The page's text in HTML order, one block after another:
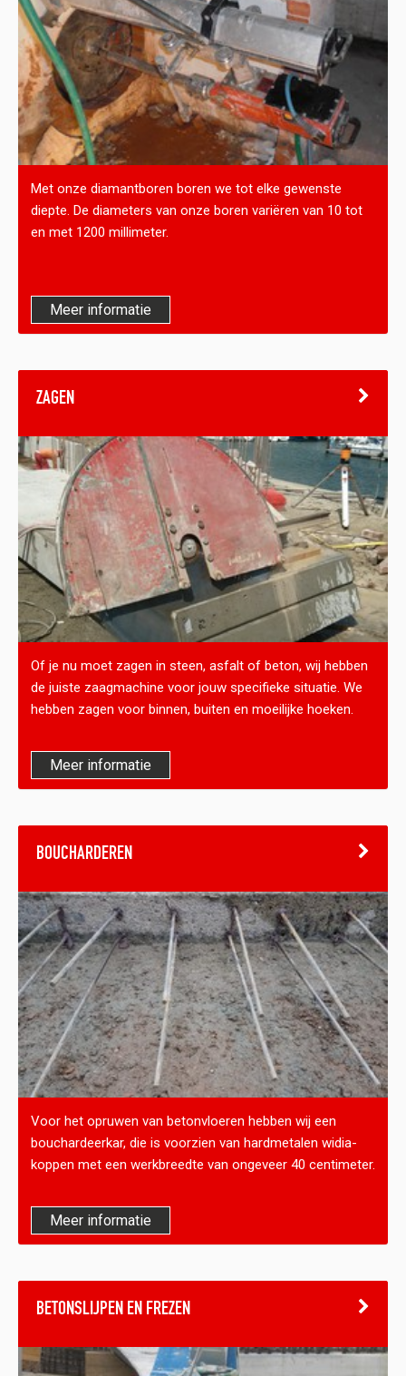
Met onze diamantboren boren we tot elke gewenste
diepte. De diameters van onze boren variëren van 10 tot
en met 1200 millimeter.
Meer informatie
ZAGEN
Of je nu moet zagen in steen, asfalt of beton, wij hebben
de juiste zaagmachine voor jouw specifieke situatie. We
hebben zagen voor binnen, buiten en moeilijke hoeken.
Meer informatie
BOUCHARDEREN
Voor het opruwen van betonvloeren hebben wij een
bouchardeerkar, die is voorzien van hardmetalen widia-
koppen met een werkbreedte van ongeveer 40 centimeter.
Meer informatie
BETONSLIJPEN EN FREZEN